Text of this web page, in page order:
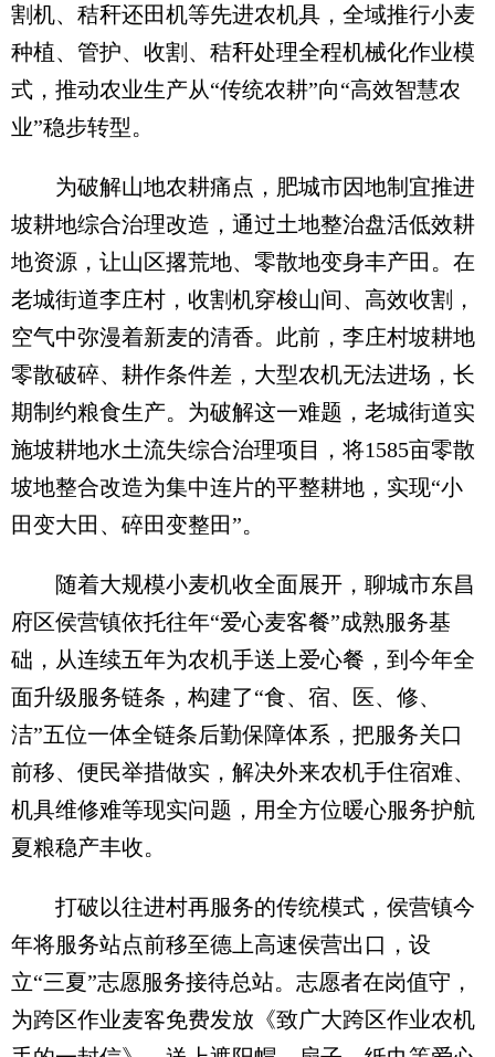
割机、秸秆还田机等先进农机具，全域推行小麦
种植、管护、收割、秸秆处理全程机械化作业模
式，推动农业生产从“传统农耕”向“高效智慧农
业”稳步转型。
为破解山地农耕痛点，肥城市因地制宜推进
坡耕地综合治理改造，通过土地整治盘活低效耕
地资源，让山区撂荒地、零散地变身丰产田。在
老城街道李庄村，收割机穿梭山间、高效收割，
空气中弥漫着新麦的清香。此前，李庄村坡耕地
零散破碎、耕作条件差，大型农机无法进场，长
期制约粮食生产。为破解这一难题，老城街道实
施坡耕地水土流失综合治理项目，将1585亩零散
坡地整合改造为集中连片的平整耕地，实现“小
田变大田、碎田变整田”。
随着大规模小麦机收全面展开，聊城市东昌
府区侯营镇依托往年“爱心麦客餐”成熟服务基
础，从连续五年为农机手送上爱心餐，到今年全
面升级服务链条，构建了“食、宿、医、修、
洁”五位一体全链条后勤保障体系，把服务关口
前移、便民举措做实，解决外来农机手住宿难、
机具维修难等现实问题，用全方位暖心服务护航
夏粮稳产丰收。
打破以往进村再服务的传统模式，侯营镇今
年将服务站点前移至德上高速侯营出口，设
立“三夏”志愿服务接待总站。志愿者在岗值守，
为跨区作业麦客免费发放《致广大跨区作业农机